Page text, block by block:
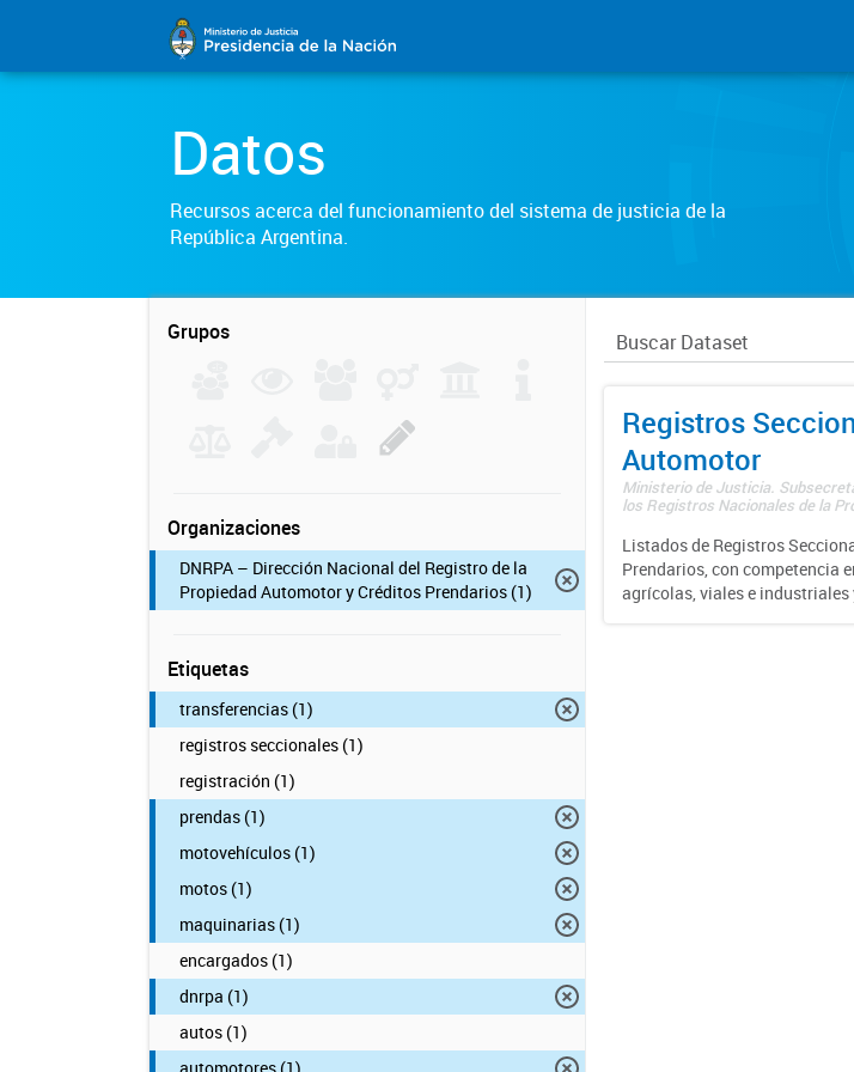
Datos
Recursos acerca del funcionamiento del sistema de justicia de la
República Argentina.
Grupos
Organizaciones
DNRPA – Dirección Nacional del Registro de la
Propiedad Automotor y Créditos Prendarios (1)
Etiquetas
transferencias (1)
registros seccionales (1)
registración (1)
prendas (1)
motovehículos (1)
motos (1)
maquinarias (1)
encargados (1)
dnrpa (1)
autos (1)
Registros
Automotor
Ministerio de Justicia.
los Registros Nacionales de la
Listados de Registros
Prendarios, con competencia
agrícolas, viales e industriales